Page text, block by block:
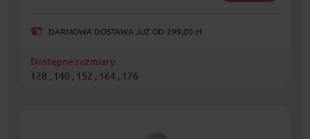
DARMOWA DOSTAWA JUŻ OD 299,00 zł
Dostępne rozmiary:
128 , 140 , 152 , 164 , 176